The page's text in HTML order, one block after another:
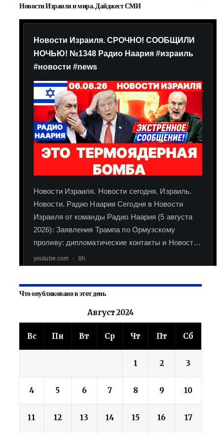
Новости Израиля и мира. Дайджест СМИ
Что опубликовано в этот день
Август 2024
Вс Пн Вт Ср Чт Пт Сб
1 2 3
4 5 6 7 8 9 10
11 12 13 14 15 16 17